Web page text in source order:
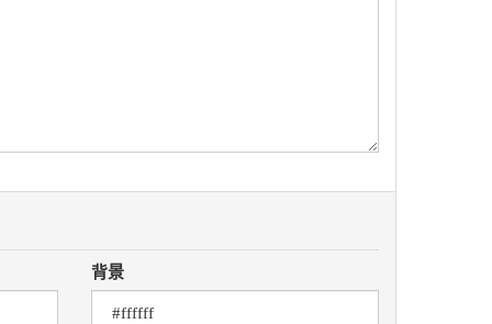
背景